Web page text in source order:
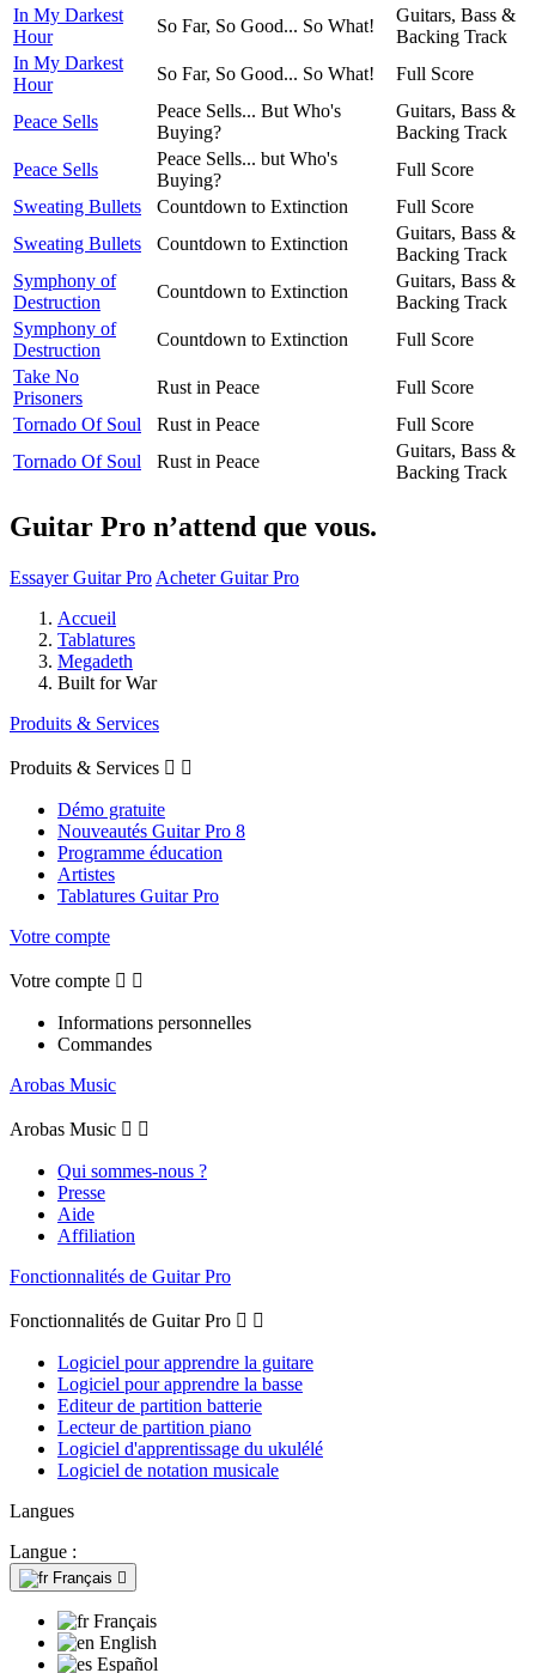
In My Darkest
Hour
So Far, So Good... So What!
Guitars, Bass &
Backing Track
In My Darkest
Hour
So Far, So Good... So What! Full Score
Peace Sells
Peace Sells... But Who's
Buying?
Guitars, Bass &
Backing Track
Peace Sells
Peace Sells... but Who's
Buying?
Full Score
Sweating Bullets
Countdown to Extinction
Full Score
Sweating Bullets
Countdown to Extinction
Guitars, Bass &
Backing Track
Symphony of
Destruction
Countdown to Extinction
Guitars, Bass &
Backing Track
Symphony of
Destruction
Countdown to Extinction
Full Score
Take No
Prisoners
Rust in Peace
Full Score
Tornado Of Soul
Rust in Peace
Full Score
Tornado Of Soul
Rust in Peace
Guitars, Bass &
Backing Track
Guitar Pro n’attend que vous.
Essayer Guitar Pro Acheter Guitar Pro
Accueil
Tablatures
Megadeth
Built for War
Produits & Services
Produits & Services  
Démo gratuite
Nouveautés Guitar Pro 8
Programme éducation
Artistes
Tablatures Guitar Pro
Votre compte
Votre compte  
Informations personnelles
Commandes
Arobas Music
Arobas Music  
Qui sommes-nous ?
Presse
Aide
Affiliation
Fonctionnalités de Guitar Pro
Fonctionnalités de Guitar Pro  
Logiciel pour apprendre la guitare
Logiciel pour apprendre la basse
Editeur de partition batterie
Lecteur de partition piano
Logiciel d'apprentissage du ukulélé
Logiciel de notation musicale
Langues
Langue :
Français 
Français
English
Español